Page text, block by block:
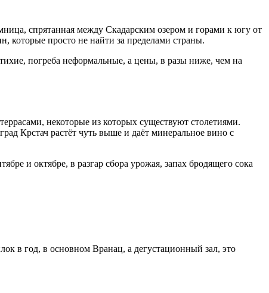
спрятанная между Скадарским озером и горами к югу от
которые просто не найти за пределами страны.
погреба неформальные, а цены, в разы ниже, чем на
некоторые из которых существуют столетиями.
Крстач растёт чуть выше и даёт минеральное вино с
и октябре, в разгар сбора урожая, запах бродящего сока
в год, в основном Вранац, а дегустационный зал, это